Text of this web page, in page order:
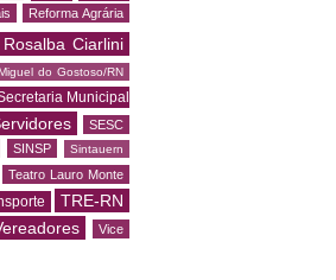
Reforma Agrária
Rosalba Ciarlini
do Gostoso/RN
Municipal
SESC
SINSP Sintauern
Teatro Lauro Monte
TRE-RN
Vice